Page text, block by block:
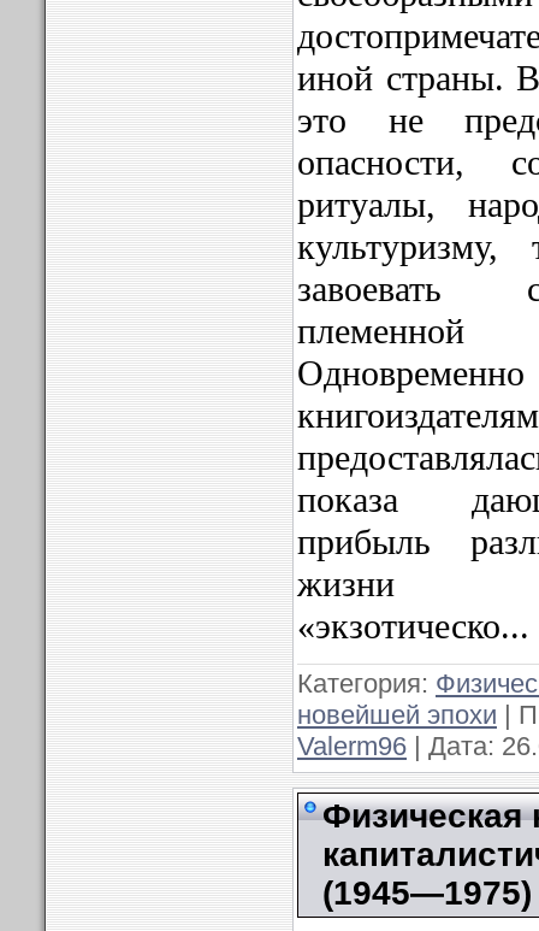
иной страны.
это не
опасности,
ритуалы,
завоевать
показа
прибыль
жизни
«экзотическо...
Категория:
новейшей эпохи |
Valerm96 | Дата:
Физическая
(1945—1975)